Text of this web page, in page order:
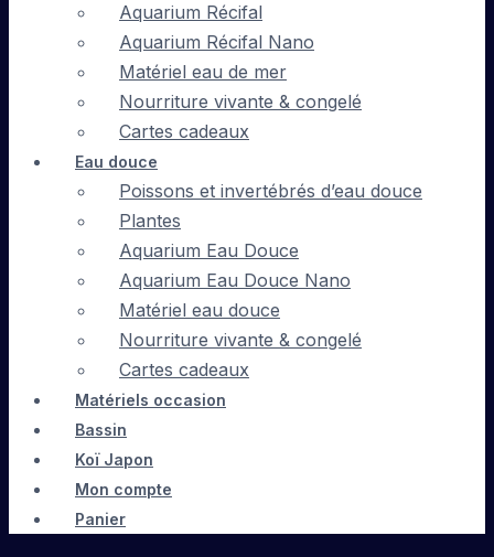
Aquarium Récifal
Aquarium Récifal Nano
Matériel eau de mer
Nourriture vivante & congelé
Cartes cadeaux
Eau douce
Poissons et invertébrés d’eau douce
Plantes
Aquarium Eau Douce
Aquarium Eau Douce Nano
Matériel eau douce
Nourriture vivante & congelé
Cartes cadeaux
Matériels occasion
Bassin
Koï Japon
Mon compte
Panier